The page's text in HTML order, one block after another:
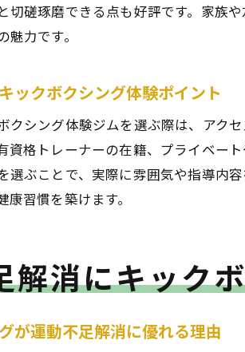
仙
キ
仙
継
切磋琢磨できる点も好評です。家族
力です。
ックボクシング体験ポイント
クシング体験ジムを選ぶ際は、アク
資格トレーナーの在籍、プライベー
選ぶことで、実際に雰囲気や指導内
習慣を築けます。
解消にキック
が運動不足解消に優れる理由